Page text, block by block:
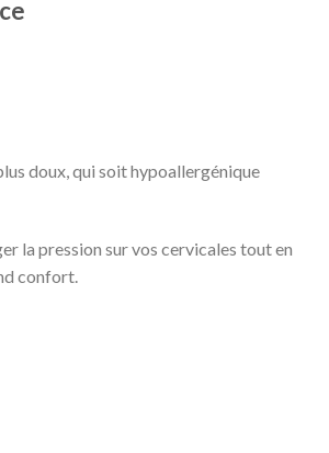
doux, qui soit hypoallergénique
la pression sur vos cervicales tout en
confort.